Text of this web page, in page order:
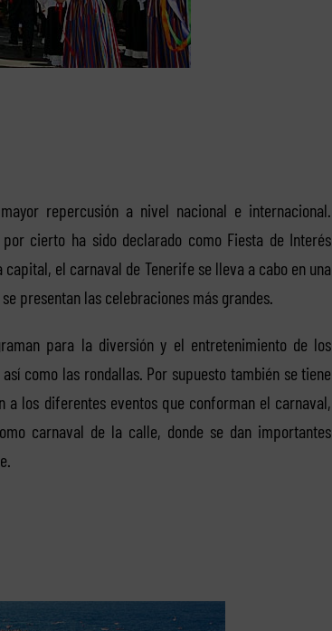
repercusión a nivel nacional e internacional.
cierto ha sido declarado como Fiesta de Interés
el carnaval de Tenerife se lleva a cabo en una
presentan las celebraciones más grandes.
para la diversión y el entretenimiento de los
como las rondallas. Por supuesto también se tiene
los diferentes eventos que conforman el carnaval,
carnaval de la calle, donde se dan importantes